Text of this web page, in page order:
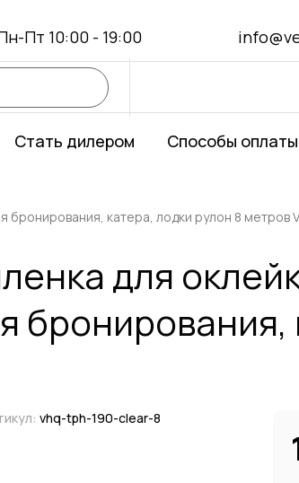
Пт 10:00 - 19:00
Стать дилером Способы оплаты
бронирования, катера, лодки рулон 8 метров
для
бронирования,
vhq-tph-190-clear-8